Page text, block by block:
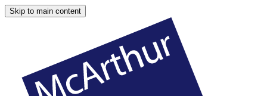
Skip to main content